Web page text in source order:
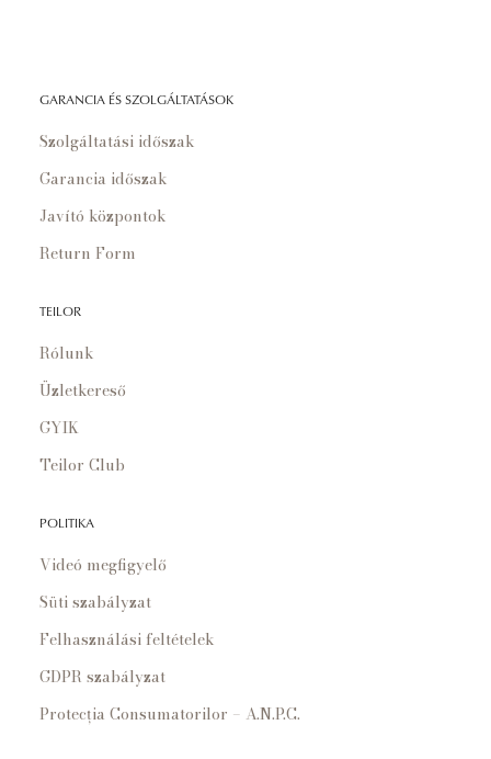
GARANCIA ÉS SZOLGÁLTATÁSOK
Szolgáltatási időszak
Garancia időszak
Javító központok
Return Form
TEILOR
Rólunk
Üzletkereső
GYIK
Teilor Club
POLITIKA
Videó megfigyelő
Süti szabályzat
Felhasználási feltételek
GDPR szabályzat
Protecția Consumatorilor – A.N.P.C.